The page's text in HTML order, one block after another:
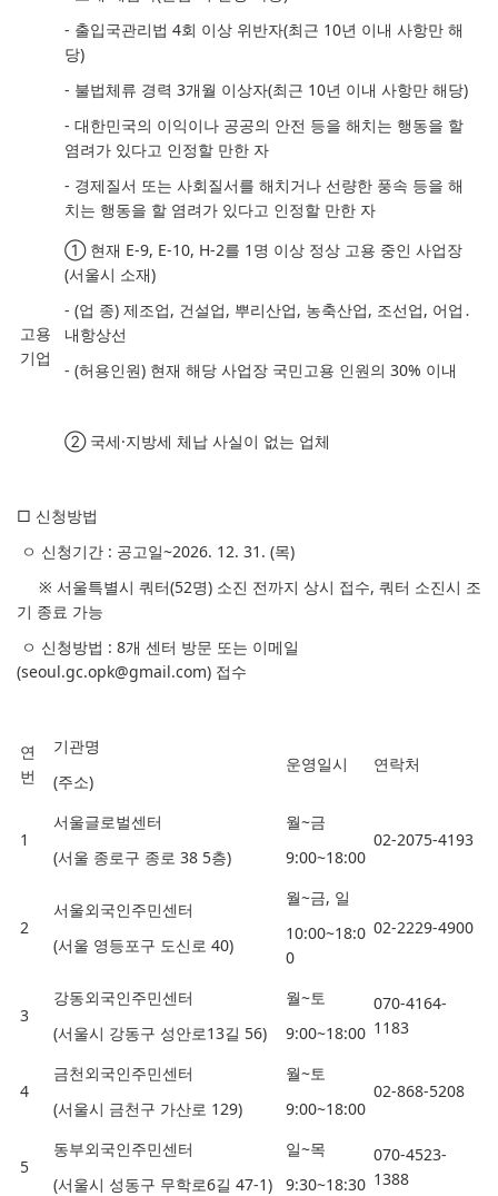
- 출입국관리법 4회 이상 위반자(최근 10년 이내 사항만 해
당)
- 불법체류 경력 3개월 이상자(최근 10년 이내 사항만 해당)
- 대한민국의 이익이나 공공의 안전 등을 해치는 행동을 할
염려가 있다고 인정할 만한 자
- 경제질서 또는 사회질서를 해치거나 선량한 풍속 등을 해
치는 행동을 할 염려가 있다고 인정할 만한 자
고용
기업
① 현재 E-9, E-10, H-2를 1 명 이상 정상 고용 중인 사업장
(서울시 소재)
- (업 종) 제조업, 건설업, 뿌리산업, 농축산업, 조선업, 어업 ․
내항상선
- (허용인원) 현재 해당 사업장 국민고용 인원의 30% 이내
② 국세·지방세 체납 사실이 없는 업체
□ 신청방법
ㅇ 신청기간 : 공고일~2026. 12. 31. (목)
※ 서울특별시 쿼터(52명) 소진 전까지 상시 접수, 쿼터 소진시 조
기 종료 가능
ㅇ 신청방법 : 8개 센터 방문 또는 이메일
(seoul.gc.opk@gmail.com) 접수
연
번
기관명
(주소)
운영일시 연락처
1
서울글로벌센터
(서울 종로구 종로 38 5층)
월~금
9:00~18:00
02-2075-4193
2
서울외국인주민센터
(서울 영등포구 도신로 40)
월~금, 일
10:00~18:0
0
02-2229-4900
3
강동외국인주민센터
(서울시 강동구 성안로13길 56)
월~토
9:00~18:00
070-4164-
1183
4
금천외국인주민센터
(서울시 금천구 가산로 129)
월~토
9:00~18:00
02-868-5208
5
동부외국인주민센터
(서울시 성동구 무학로6길 47-1)
일~목
9:30~18:30
070-4523-
1388